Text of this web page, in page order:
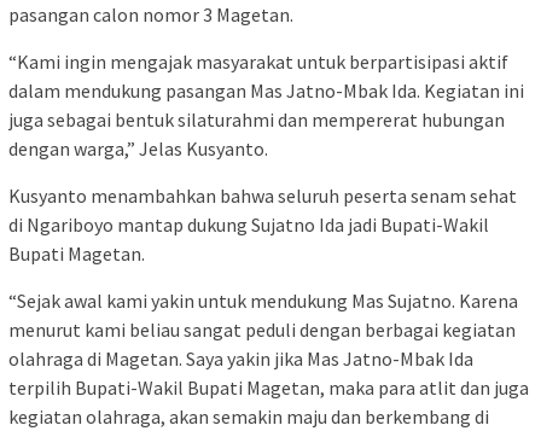
pasangan calon nomor 3 Magetan.
“Kami ingin mengajak masyarakat untuk berpartisipasi aktif
dalam mendukung pasangan Mas Jatno-Mbak Ida. Kegiatan ini
juga sebagai bentuk silaturahmi dan mempererat hubungan
dengan warga,” Jelas Kusyanto.
Kusyanto menambahkan bahwa seluruh peserta senam sehat
di Ngariboyo mantap dukung Sujatno Ida jadi Bupati-Wakil
Bupati Magetan.
“Sejak awal kami yakin untuk mendukung Mas Sujatno. Karena
menurut kami beliau sangat peduli dengan berbagai kegiatan
olahraga di Magetan. Saya yakin jika Mas Jatno-Mbak Ida
terpilih Bupati-Wakil Bupati Magetan, maka para atlit dan juga
kegiatan olahraga, akan semakin maju dan berkembang di